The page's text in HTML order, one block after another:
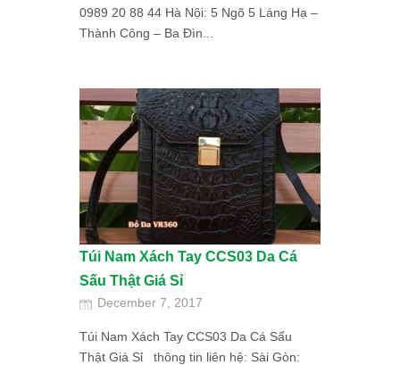
0989 20 88 44 Hà Nội: 5 Ngõ 5 Láng Hạ –
Thành Công – Ba Đìn...
Túi Nam Xách Tay CCS03 Da Cá
Sấu Thật Giá Sỉ
December 7, 2017
Túi Nam Xách Tay CCS03 Da Cá Sấu
Thật Giá Sỉ thông tin liên hệ: Sài Gòn: